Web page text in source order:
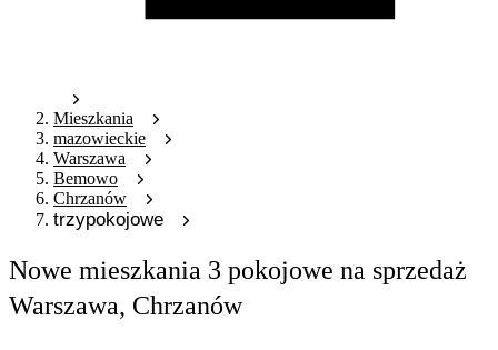
Mieszkania
mazowieckie
Warszawa
Bemowo
Chrzanów
trzypokojowe
Nowe mieszkania 3 pokojowe na sprzedaż
Warszawa, Chrzanów